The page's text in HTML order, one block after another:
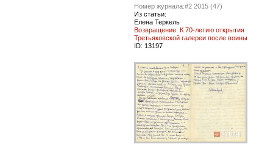
Номер журнала:#2 2015 (47)
Из статьи:
Елена Теркель
Возвращение. К 70-летию открытия
Третьяковской галереи после воины
ID: 13197